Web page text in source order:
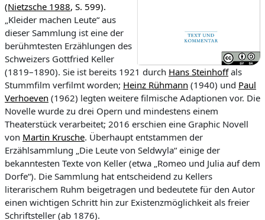
(Nietzsche 1988, S. 599).
„Kleider machen Leute“ aus
dieser Sammlung ist eine der
berühmtesten Erzählungen des
Schweizers Gottfried Keller
(1819–1890). Sie ist bereits 1921 durch Hans Steinhoffals
Stummfilm verfilmt worden; Heinz Rühmann (1940) und Paul
Verhoeven (1962) legten weitere filmische Adaptionen vor. Die
Novelle wurde zu drei Opern und mindestens einem
Theaterstück verarbeitet; 2016 erschien eine Graphic Novell
von Martin Krusche. Überhaupt entstammen der
Erzählsammlung „Die Leute von Seldwyla“ einige der
bekanntesten Texte von Keller (etwa „Romeo und Julia auf dem
Dorfe“). Die Sammlung hat entscheidend zu Kellers
literarischem Ruhm beigetragen und bedeutete für den Autor
einen wichtigen Schritt hin zur Existenzmöglichkeit als freier
Schriftsteller (ab 1876).